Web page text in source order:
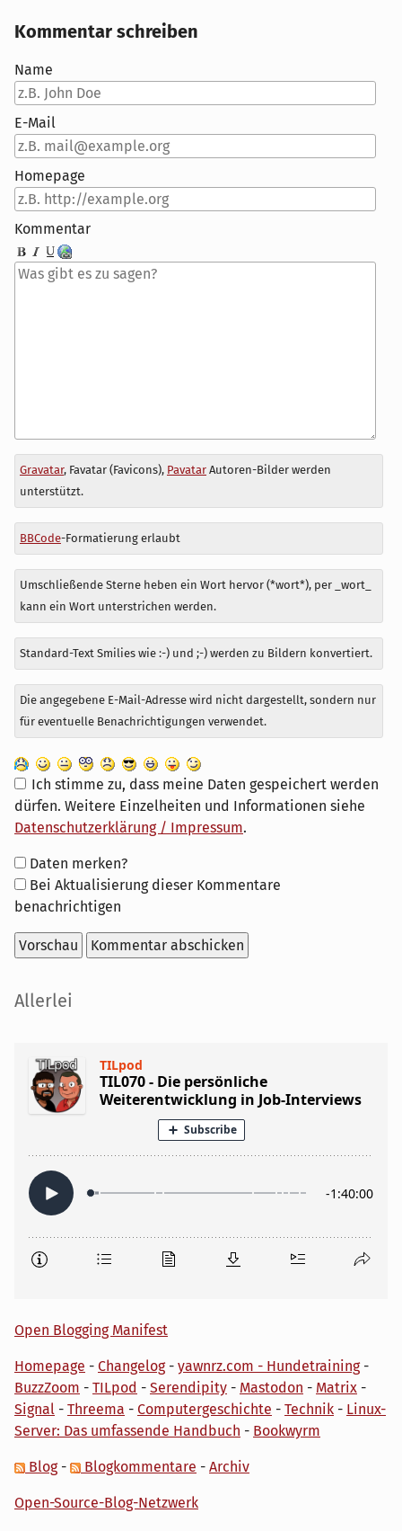
Kommentar schreiben
Name
E-Mail
Homepage
Kommentar
Antwort
zu
Gravatar, Favatar (Favicons), PavatarAutoren-Bilder werden
unterstützt.
BBCode-Formatierung erlaubt
Umschließende Sterne heben ein Wort hervor (*wort*), per _wort_
kann ein Wort unterstrichen werden.
Standard-Text Smilies wie :-) und ;-) werden zu Bildern konvertiert.
Die angegebene E-Mail-Adresse wird nicht dargestellt, sondern nur
für eventuelle Benachrichtigungen verwendet.
Ich stimme zu, dass meine Daten gespeichert werden
dürfen. Weitere Einzelheiten und Informationen siehe
Datenschutzerklärung / Impressum.
Formular-
Optionen
Daten merken?
Bei Aktualisierung dieser Kommentare
benachrichtigen
Seitenleiste
Allerlei
Open Blogging Manifest
Homepage - Changelog- yawnrz.com - Hundetraining-
BuzzZoom - TILpod - Serendipity - Mastodon - Matrix -
Signal - Threema - Computergeschichte - Technik - Linux-
Server: Das umfassende Handbuch - Bookwyrm
Blog- Blogkommentare - Archiv
Open-Source-Blog-Netzwerk